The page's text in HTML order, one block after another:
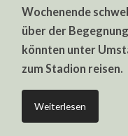
Wochenende
über der
könnten unter
zum Stadion reisen.
Weiterlesen